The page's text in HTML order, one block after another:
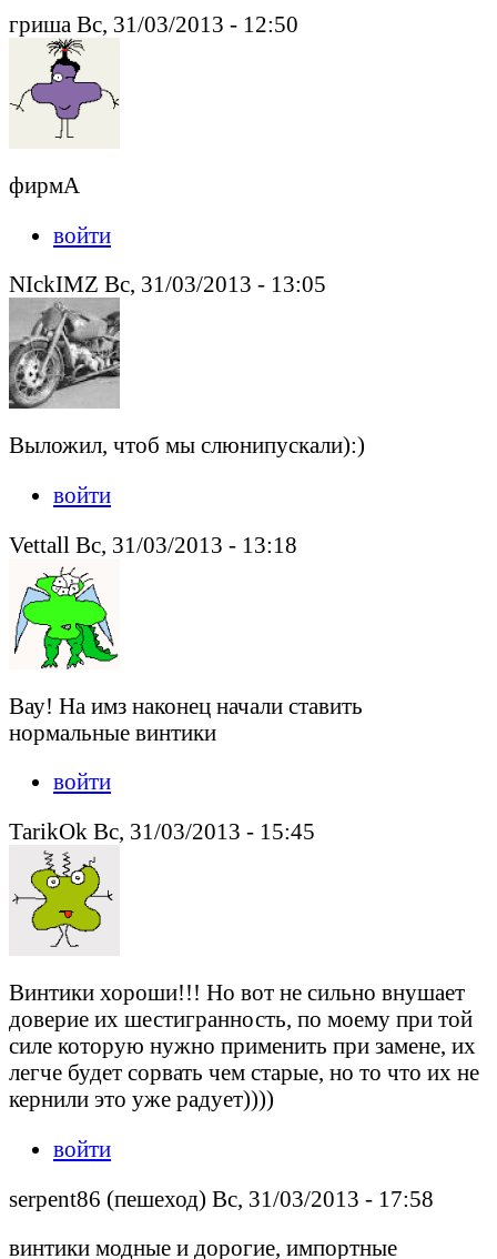
гриша Вс, 31/03/2013 - 12:50
фирмА
войти
NIckIMZ Вс, 31/03/2013 - 13:05
Выложил, чтоб мы слюнипускали):)
войти
Vettall Вс, 31/03/2013 - 13:18
Вау! На имз наконец начали ставить
нормальные винтики
войти
TarikOk Вс, 31/03/2013 - 15:45
Винтики хороши!!! Но вот не сильно внушает
доверие их шестигранность, по моему при той
силе которую нужно применить при замене, их
легче будет сорвать чем старые, но то что их не
кернили это уже радует))))
войти
serpent86 (пешеход) Вс, 31/03/2013 - 17:58
винтики модные и дорогие, импортные